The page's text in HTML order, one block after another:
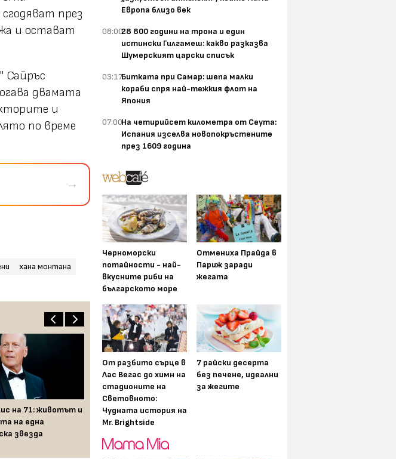
през
и остават
Сайръс
двамата
и
по време
→
хана монтана
на 71: животът и
на една
звезда
Европа близо век
08:0028 800 години на трона и един
истински Гилгамеш: какво разказва
Шумерският царски списък
03:17Битката при Самар: шепа малки
кораби спря най-тежкия флот на
Япония
07:00На четирийсет километра от Сеута:
Испания изселва новопокръстените
през 1609 година
Черноморски
потайности - най-
вкусните риби на
българското море
Отмениха Прайда в
Париж заради
жегата
От разбито сърце в
Лас Вегас до химн на
стадионите на
Световното:
Чудната история на
Mr. Brightside
7 райски десерта
без печене, идеални
за жегите